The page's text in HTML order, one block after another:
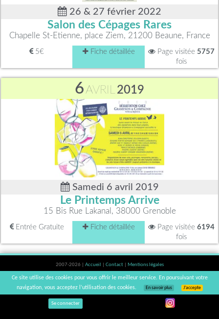
26 & 27 février 2022
Salon des Cépages Rares
Chapelle St-Etienne, place Ziem, 21200 Beaune, France
5€ Fiche détaillée Page visitée 5757
fois
6AVRIL2019
Samedi 6 avril 2019
Le Printemps Arrive
15 Bis Rue Lakanal, 38000 Grenoble
Entrée Gratuite Fiche détaillée Page visitée 6194
fois
2007-2026 | Accueil Contact
Mentions légales
L'abus d'alcool est dangereux pour la santé, à consommer avec modération. |
vinsnaturels | v3.12
Se connecter
Ce site utilise des cookies pour vous offrir le meilleur service. En poursuivant votre
navigation, vous acceptez l’utilisation des cookies.
En savoir plus J’accepte